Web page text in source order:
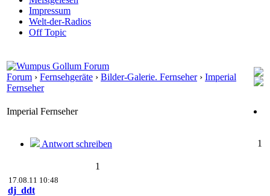
Impressum
Welt-der-Radios
Off Topic
Forum › Fernsehgeräte › Bilder-Galerie. Fernseher› Imperial
Fernseher
Imperial Fernseher
Antwort schreiben 1
1
17.08.11 10:48
dj_ddt